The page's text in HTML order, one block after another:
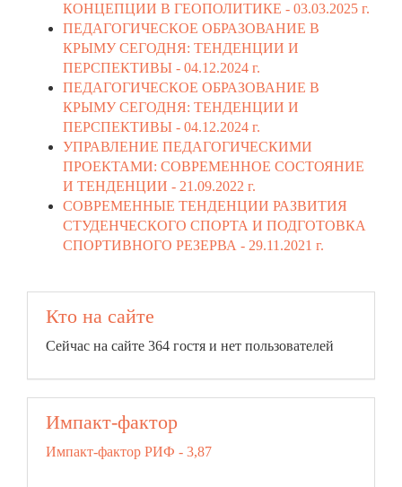
КОНЦЕПЦИИ В ГЕОПОЛИТИКЕ - 03.03.2025 г.
ПЕДАГОГИЧЕСКОЕ ОБРАЗОВАНИЕ В
КРЫМУ СЕГОДНЯ: ТЕНДЕНЦИИ И
ПЕРСПЕКТИВЫ - 04.12.2024 г.
ПЕДАГОГИЧЕСКОЕ ОБРАЗОВАНИЕ В
КРЫМУ СЕГОДНЯ: ТЕНДЕНЦИИ И
ПЕРСПЕКТИВЫ - 04.12.2024 г.
УПРАВЛЕНИЕ ПЕДАГОГИЧЕСКИМИ
ПРОЕКТАМИ: СОВРЕМЕННОЕ СОСТОЯНИЕ
И ТЕНДЕНЦИИ - 21.09.2022 г.
СОВРЕМЕННЫЕ ТЕНДЕНЦИИ РАЗВИТИЯ
СТУДЕНЧЕСКОГО СПОРТА И ПОДГОТОВКА
СПОРТИВНОГО РЕЗЕРВА - 29.11.2021 г.
Кто на сайте
Сейчас на сайте 364 гостя и нет пользователей
Импакт-фактор
Импакт-фактор РИФ - 3,87